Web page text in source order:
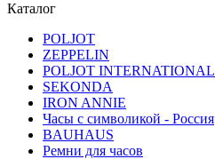
Каталог
POLJOT
ZEPPELIN
POLJOT INTERNATIONAL
SEKONDA
IRON ANNIE
Часы с символикой - Россия
BAUHAUS
Ремни для часов